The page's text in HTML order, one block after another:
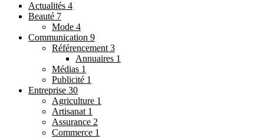
Actualités 4
Beauté 7
Mode 4
Communication 9
Référencement 3
Annuaires 1
Médias 1
Publicité 1
Entreprise 30
Agriculture 1
Artisanat 1
Assurance 2
Commerce 1